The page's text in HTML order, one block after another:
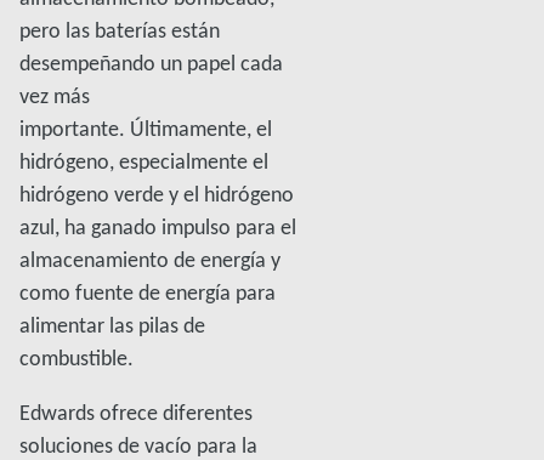
pero las baterías están
desempeñando un papel cada
vez más
importante. Últimamente, el
hidrógeno, especialmente el
hidrógeno verde y el hidrógeno
azul, ha ganado impulso para el
almacenamiento de energía y
como fuente de energía para
alimentar las pilas de
combustible.
Edwards ofrece diferentes
soluciones de vacío para la